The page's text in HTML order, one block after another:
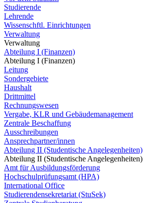
Studierende
Lehrende
Wissenschftl. Einrichtungen
Verwaltung
Verwaltung
Abteilung I (Finanzen)
Abteilung I (Finanzen)
Leitung
Sondergebiete
Haushalt
Drittmittel
Rechnungswesen
Vergabe, KLR und Gebäudemanagement
Zentrale Beschaffung
Ausschreibungen
Ansprechpartner/innen
Abteilung II (Studentische Angelegenheiten)
Abteilung II (Studentische Angelegenheiten)
Amt für Ausbildungsförderung
Hochschulprüfungsamt (HPA)
International Office
Studierendensekretariat (StuSek)